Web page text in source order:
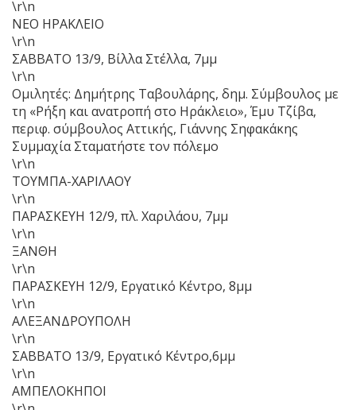
\r\n
ΝΕΟ ΗΡΑΚΛΕΙΟ
\r\n
ΣΑΒΒΑΤΟ 13/9, Βίλλα Στέλλα, 7μμ
\r\n
Ομιλητές: Δημήτρης Ταβουλάρης, δημ. Σύμβουλος με
τη «Ρήξη και ανατροπή στο Ηράκλειο», Έμυ Τζίβα,
περιφ. σύμβουλος Αττικής, Γιάννης Σηφακάκης
Συμμαχία Σταματήστε τον πόλεμο
\r\n
ΤΟΥΜΠΑ-ΧΑΡΙΛΑΟΥ
\r\n
ΠΑΡΑΣΚΕΥΗ 12/9, πλ. Χαριλάου, 7μμ
\r\n
ΞΑΝΘΗ
\r\n
ΠΑΡΑΣΚΕΥΗ 12/9, Εργατικό Κέντρο, 8μμ
\r\n
ΑΛΕΞΑΝΔΡΟΥΠΟΛΗ
\r\n
ΣΑΒΒΑΤΟ 13/9, Εργατικό Κέντρο,6μμ
\r\n
ΑΜΠΕΛΟΚΗΠΟΙ